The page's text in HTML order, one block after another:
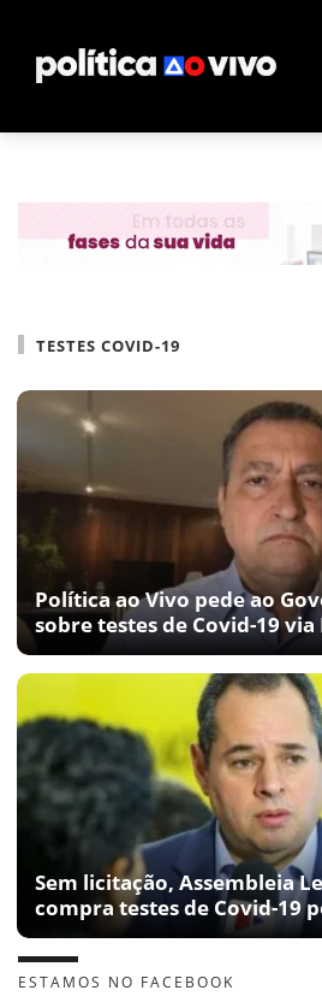
TESTES COVID-19
Política ao Vivo pede ao
sobre testes de Covid-19 via
Sem licitação, Assembleia
compra testes de Covid-19
ESTAMOS NO FACEBOOK